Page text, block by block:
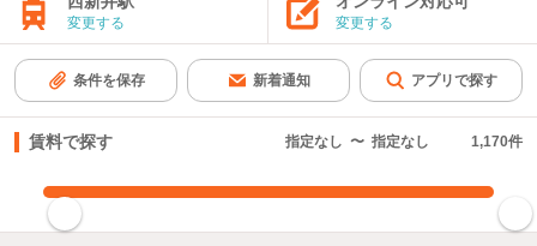
変更する 変更する
条件を保存 新着通知 アプリで探す
賃料で探す 指定なし 〜 指定なし 1,170件